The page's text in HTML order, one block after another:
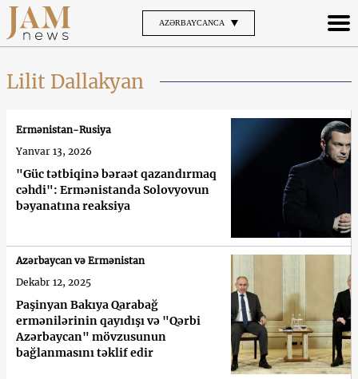
AZƏRBAYCANCA
Lilit Dallakyan
"Güc tətbiqinə bəraət qazandırmaq
cəhdi": Ermənistanda Solovyovun
bəyanatına reaksiya
Ermənistan-Rusiya
Yanvar 13, 2026
Paşinyan Bakıya Qarabağ
ermənilərinin qayıdışı və "Qərbi
Azərbaycan" mövzusunun
bağlanmasını təklif edir
Azərbaycan və Ermənistan
Dekabr 12, 2025